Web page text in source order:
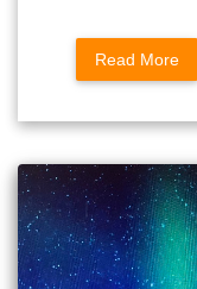
Read More